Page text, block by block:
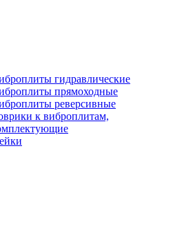
гидравлические
прямоходные
реверсивные
к виброплитам,